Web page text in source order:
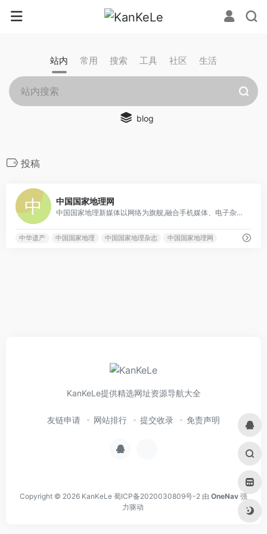
站内 常用 搜索 工具 社区 生活
blog
投稿
中国国家地理网
中国国家地理新媒体以网络为旗舰,融合手机媒体、电子杂志等新媒体形式,展现中国国家地理品牌的力量,打造中国第一家以专业地理百科知识为基础,线上线下为一体的多元化经营体系。主要经营门户网站、电子杂志、无线增值业务、广告传媒、线下活动、旅游房地产等项目。宗旨：阅古今,行天下,品生活！定位：最权威的地理资讯百科网站,最专业的深度旅游体验平台最具特色的互动社区
中华遗产 中国国家地理 中国国家地理杂志 中国国家地理网
KanKeLe提供精选网址资源导航大全
友链申请 网站排行 提交收录 免责声明
Copyright © 2026 KanKeLe 蜀ICP备2020030809号-2 由 OneNav 强
力驱动